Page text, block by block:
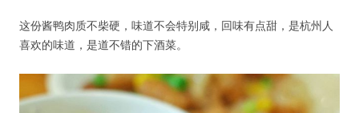
这份酱鸭肉质不柴硬，味道不会特别咸，回味有点甜，是杭州人
喜欢的味道，是道不错的下酒菜。